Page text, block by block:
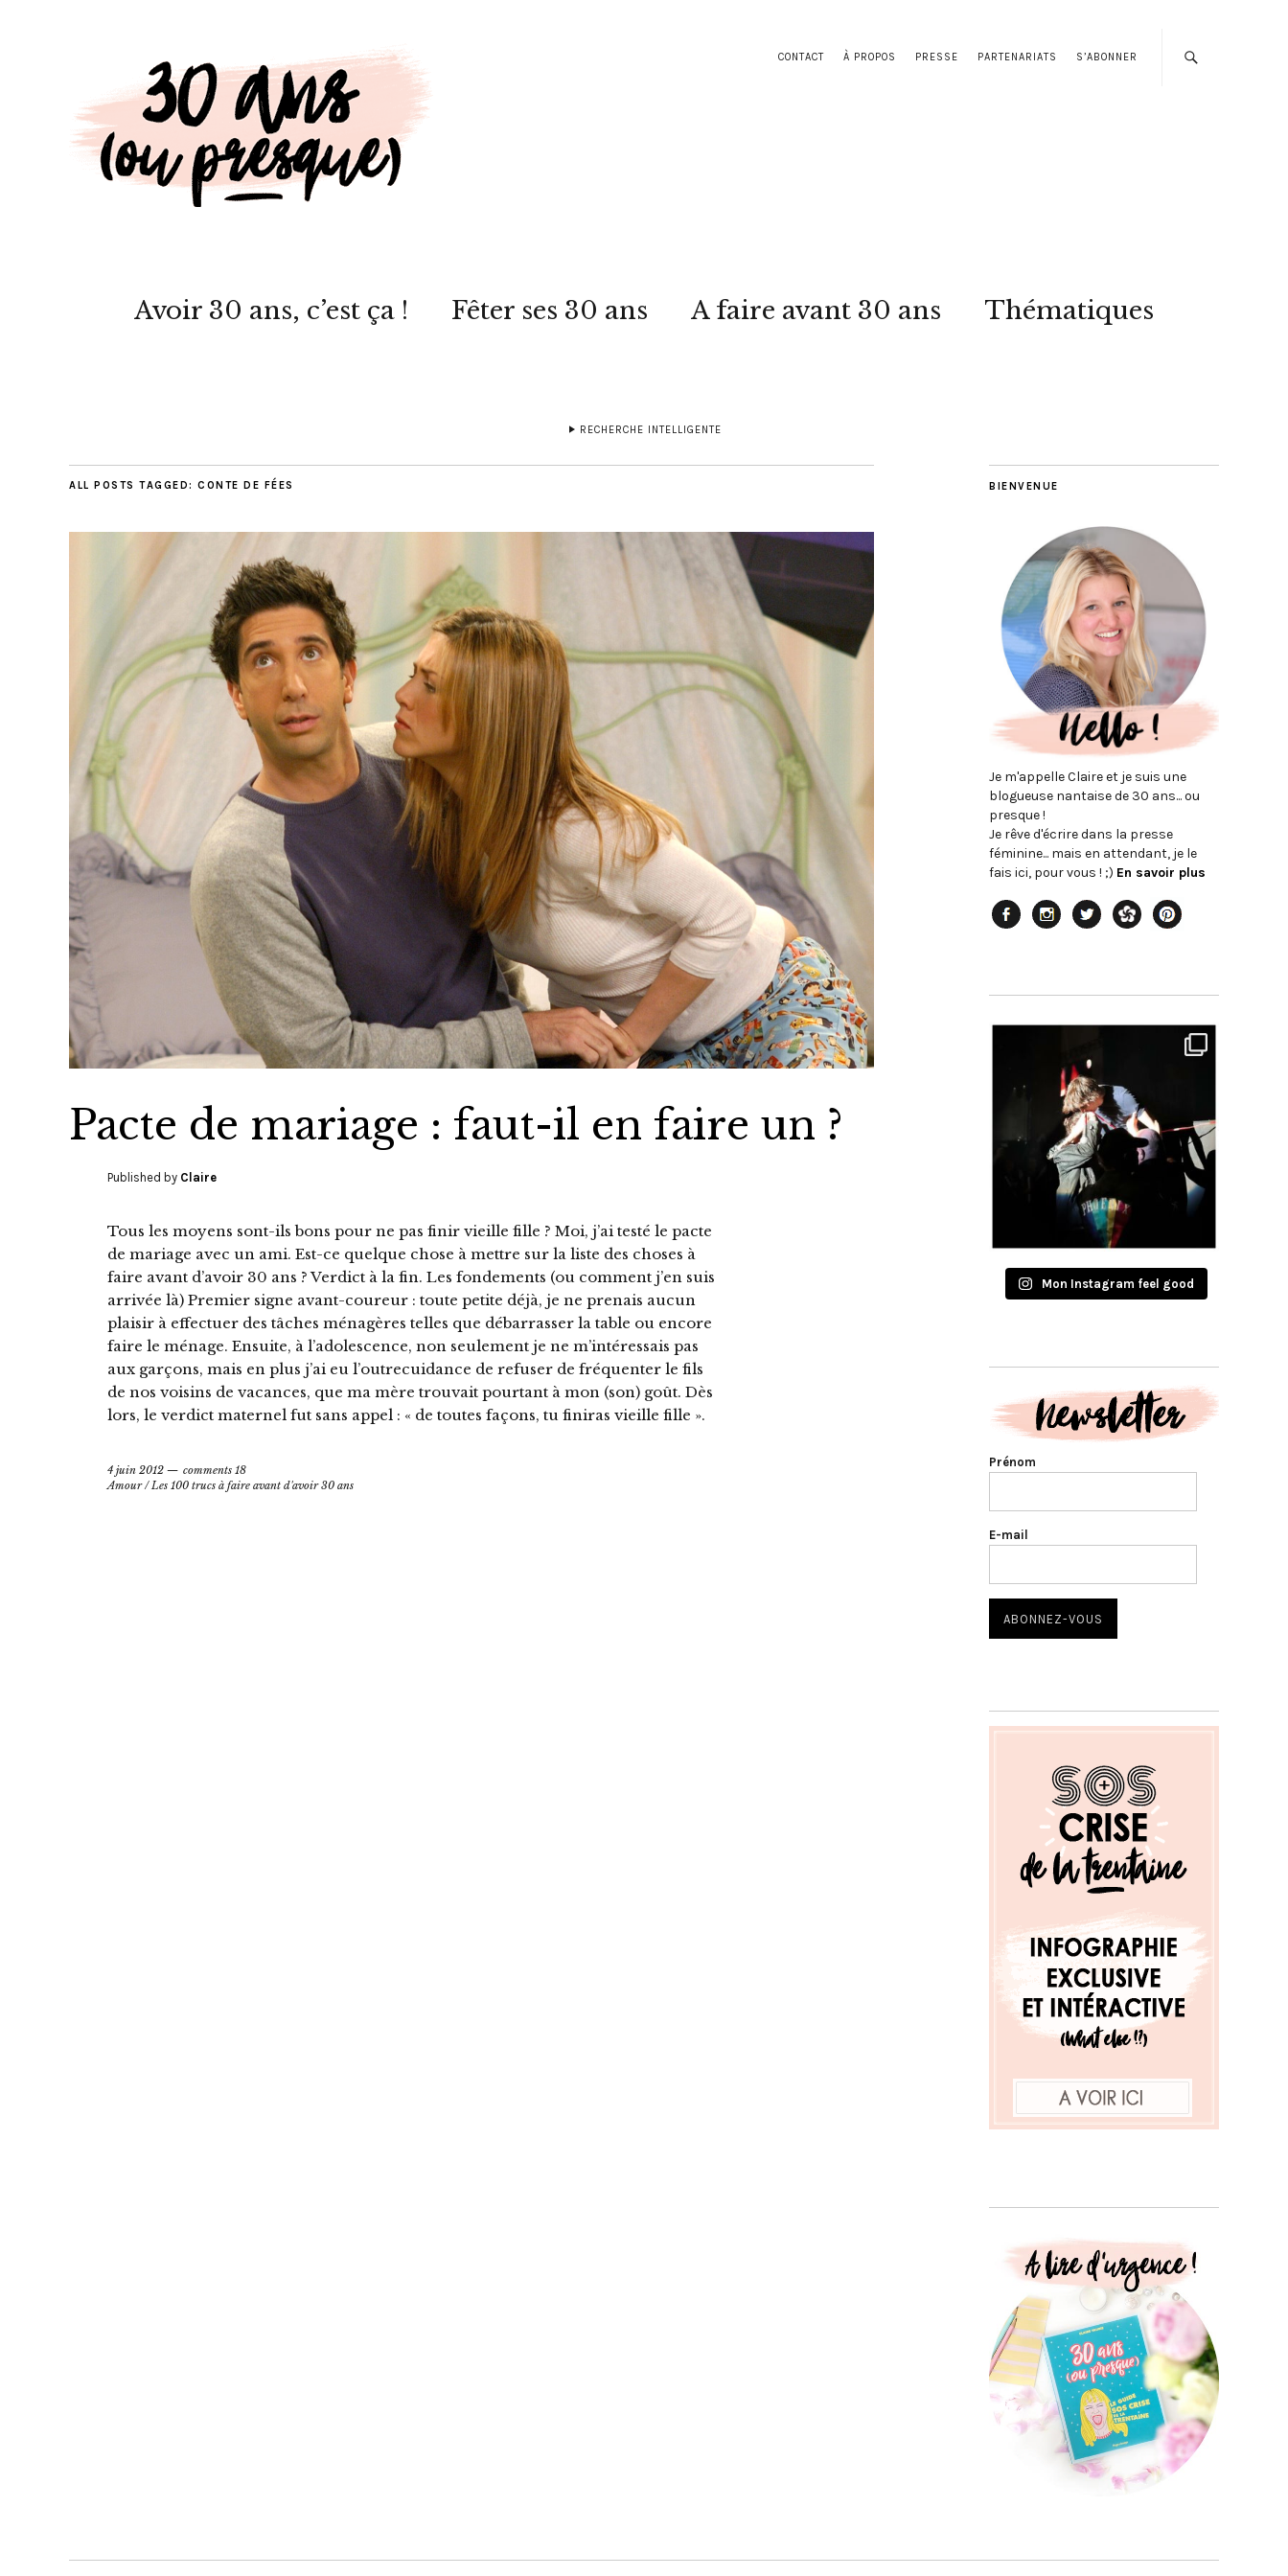
CONTACT À PROPOS PRESSE PARTENARIATS S’ABONNER
Avoir 30 ans, c’est ça ! Fêter ses 30 ans A faire avant 30 ans Thématiques
RECHERCHE INTELLIGENTE
ALL POSTS TAGGED: CONTE DE FÉES
Pacte de mariage : faut-il en faire un ?
Published by Claire
Tous les moyens sont-ils bons pour ne pas finir vieille fille ? Moi, j’ai testé le pacte
de mariage avec un ami. Est-ce quelque chose à mettre sur la liste des choses à
faire avant d’avoir 30 ans ? Verdict à la fin. Les fondements (ou comment j’en suis
arrivée là) Premier signe avant-coureur : toute petite déjà, je ne prenais aucun
plaisir à effectuer des tâches ménagères telles que débarrasser la table ou encore
faire le ménage. Ensuite, à l’adolescence, non seulement je ne m’intéressais pas
aux garçons, mais en plus j’ai eu l’outrecuidance de refuser de fréquenter le fils
de nos voisins de vacances, que ma mère trouvait pourtant à mon (son) goût. Dès
lors, le verdict maternel fut sans appel : « de toutes façons, tu finiras vieille fille ».
4 juin 2012
comments 18
Amour/Les 100 trucs à faire avant d'avoir 30 ans
BIENVENUE
Je m'appelle Claire et je suis une
blogueuse nantaise de 30 ans... ou
presque !
Je rêve d'écrire dans la presse
féminine... mais en attendant, je le
fais ici, pour vous ! ;) En savoir plus
Mon Instagram feel good
Prénom
E-mail